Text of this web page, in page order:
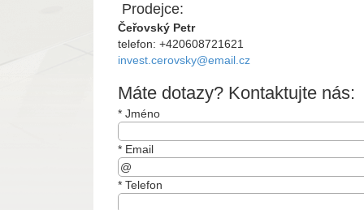
Prodejce:
Čeřovský Petr
telefon: +420608721621
invest.cerovsky@email.cz
Máte dotazy? Kontaktujte nás:
* Jméno
* Email
* Telefon